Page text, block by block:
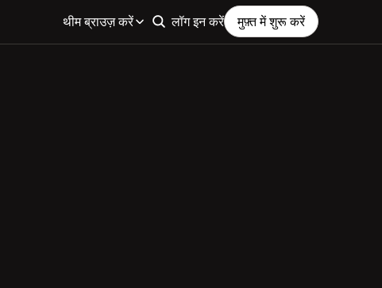
थीम ब्राउज़ करें लॉग इन करें मुफ़्त में शुरू करें